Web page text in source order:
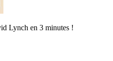
Lynch en 3 minutes !